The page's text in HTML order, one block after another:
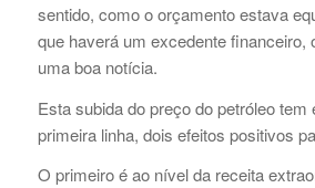
sentido, como o orçamento estava
que haverá um excedente financeiro,
uma boa notícia.
Esta subida do preço do petróleo tem
primeira linha, dois efeitos positivos
O primeiro é ao nível da receita